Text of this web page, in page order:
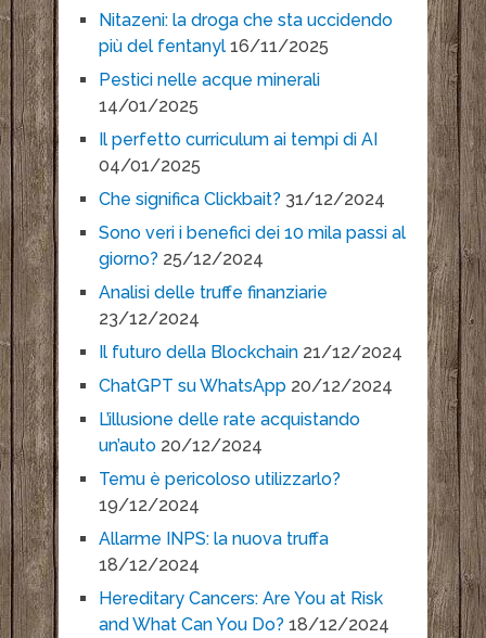
Nitazeni: la droga che sta uccidendo
più del fentanyl 16/11/2025
Pestici nelle acque minerali
14/01/2025
Il perfetto curriculum ai tempi di AI
04/01/2025
Che significa Clickbait? 31/12/2024
Sono veri i benefici dei 10 mila passi al
giorno? 25/12/2024
Analisi delle truffe finanziarie
23/12/2024
Il futuro della Blockchain 21/12/2024
ChatGPT su WhatsApp 20/12/2024
L’illusione delle rate acquistando
un’auto 20/12/2024
Temu è pericoloso utilizzarlo?
19/12/2024
Allarme INPS: la nuova truffa
18/12/2024
Hereditary Cancers: Are You at Risk
and What Can You Do? 18/12/2024